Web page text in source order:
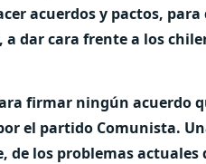
acuerdos y pactos,
dar cara frente a los
firmar ningún acuerdo
el partido Comunista.
de los problemas